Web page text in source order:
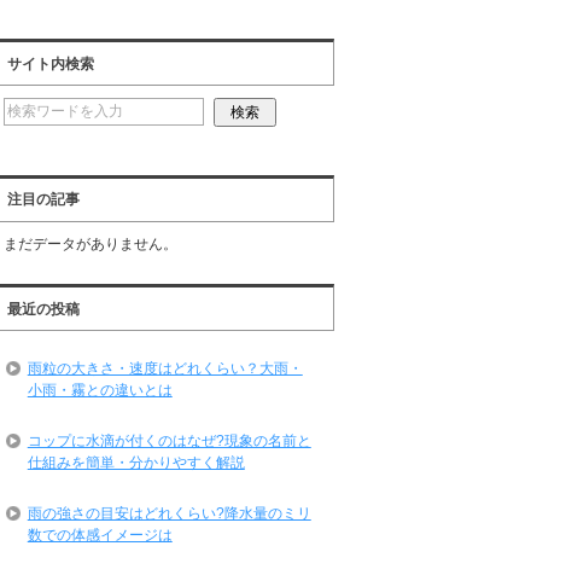
サイト内検索
注目の記事
まだデータがありません。
最近の投稿
雨粒の大きさ・速度はどれくらい？大雨・
小雨・霧との違いとは
コップに水滴が付くのはなぜ?現象の名前と
仕組みを簡単・分かりやすく解説
雨の強さの目安はどれくらい?降水量のミリ
数での体感イメージは